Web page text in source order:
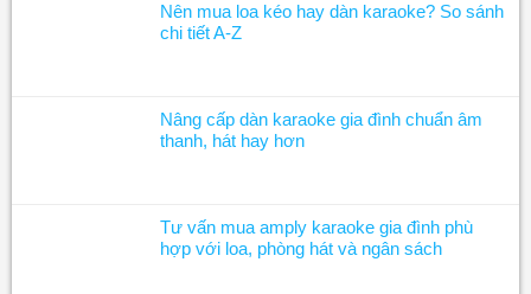
Nên mua loa kéo hay dàn karaoke? So sánh
chi tiết A-Z
Nâng cấp dàn karaoke gia đình chuẩn âm
thanh, hát hay hơn
Tư vấn mua amply karaoke gia đình phù
hợp với loa, phòng hát và ngân sách